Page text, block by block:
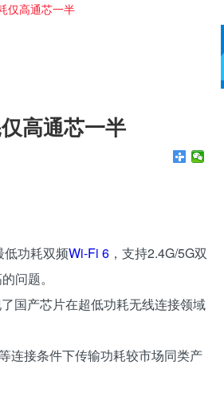
仅高通芯一半
高通芯一半
功耗双频Wi-Fi 6 ，支持2.4G/5G双
问题。
国产芯片在超低功耗无线连接领域
连接条件下传输功耗较市场同类产